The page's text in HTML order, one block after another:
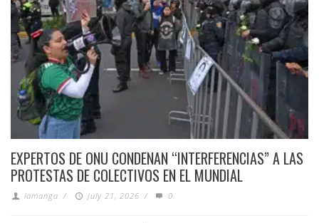
EXPERTOS DE ONU CONDENAN “INTERFERENCIAS” A LAS
PROTESTAS DE COLECTIVOS EN EL MUNDIAL
lamanga / July 21, 2026 / 0